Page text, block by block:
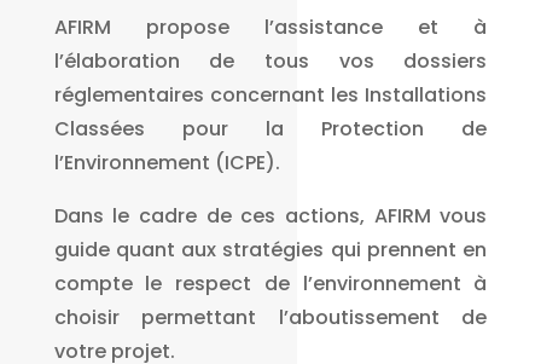
AFIRM propose l’assistance et à
l’élaboration de tous vos dossiers
réglementaires concernant les Installations
Classées pour la Protection de
l’Environnement (ICPE).
Dans le cadre de ces actions, AFIRM vous
guide quant aux stratégies qui prennent en
compte le respect de l’environnement à
choisir permettant l’aboutissement de
votre projet.